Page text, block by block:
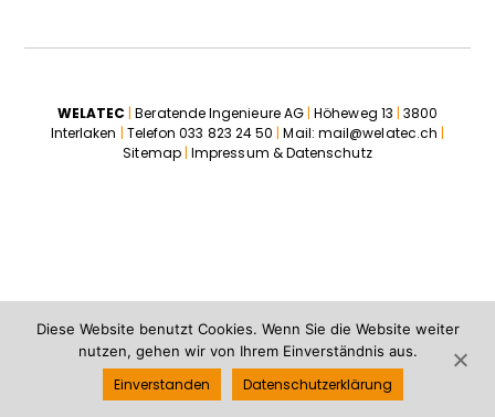
WELATEC | Beratende Ingenieure AG | Höheweg 13 | 3800
Interlaken | Telefon033 823 24 50 | Mail: mail@welatec.ch |
Sitemap | Impressum & Datenschutz
Diese Website benutzt Cookies. Wenn Sie die Website weiter
nutzen, gehen wir von Ihrem Einverständnis aus.
Einverstanden Datenschutzerklärung